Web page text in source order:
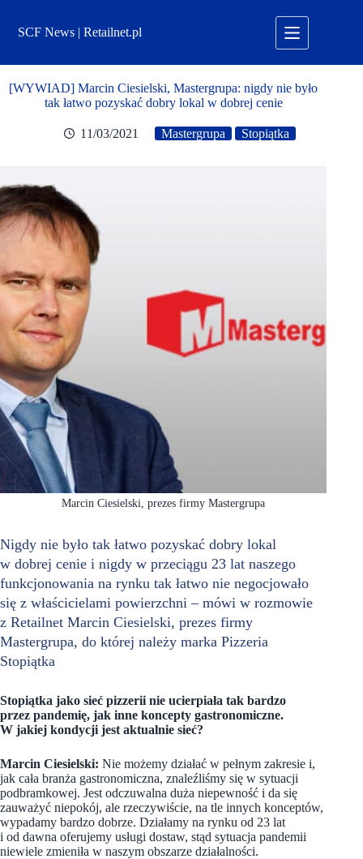
treściSCF News | Retailnet.pl
[WYWIAD] Marcin Ciesielski, Mastergrupa: nigdy nie było
tak łatwo pozyskać dobry lokal w dobrej cenie
11/03/2021 Mastergrupa Stopiątka
Marcin Ciesielski, prezes firmy Mastergrupa
Nigdy nie było tak łatwo pozyskać dobry lokal
w dobrej cenie i nigdy w przeciągu 23 lat naszego
funkcjonowania na rynku tak łatwo nie negocjowało
się z właścicielami powierzchni – mówi w rozmowie
z Retailnet Marcin Ciesielski, prezes firmy
Mastergrupa, do której należy marka Pizzeria
Stopiątka
Stopiątka jako sieć pizzerii nie ucierpiała tak bardzo
przez pandemię, jak inne koncepty gastronomiczne.
W jakiej kondycji jest aktualnie sieć?
Marcin Ciesielski: Nie możemy działać w pełnym zakresie i,
jak cała branża gastronomiczna, znaleźliśmy się w sytuacji
podbramkowej. Jest odczuwalna duża niepewność i da się
zauważyć niepokój, ale rzeczywiście, na tle innych konceptów,
wypadamy bardzo dobrze. Działamy na rynku od 23 lat
i od dawna oferujemy usługi dostaw, stąd sytuacja pandemii
niewiele zmieniła w naszym obszarze działalności.